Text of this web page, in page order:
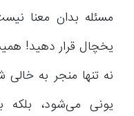
مسئله بدان معنا
یخچال قرار دهید!
نه تنها منجر به
یونی می‌شود،